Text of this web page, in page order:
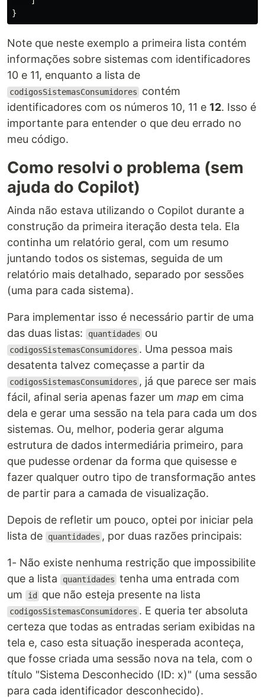
}
Note que neste exemplo a primeira lista contém
informações sobre sistemas com identificadores
10 e 11, enquanto a lista de
codigosSistemasConsumidores
contém
identificadores com os números 10, 11 e 12. Isso é
importante para entender o que deu errado no
meu código.
Como resolvi o problema (sem
ajuda do Copilot)
Ainda não estava utilizando o Copilot durante a
construção da primeira iteração desta tela. Ela
continha um relatório geral, com um resumo
juntando todos os sistemas, seguida de um
relatório mais detalhado, separado por sessões
(uma para cada sistema).
Para implementar isso é necessário partir de uma
das duas listas:
quantidades ou
codigosSistemasConsumidores . Uma pessoa mais
desatenta talvez começasse a partir da
codigosSistemasConsumidores , já que parece ser mais
fácil, afinal seria apenas fazer um map em cima
dela e gerar uma sessão na tela para cada um dos
sistemas. Ou, melhor, poderia gerar alguma
estrutura de dados intermediária primeiro, para
que pudesse ordenar da forma que quisesse e
fazer qualquer outro tipo de transformação antes
de partir para a camada de visualização.
Depois de refletir um pouco, optei por iniciar pela
lista de
quantidades , por duas razões principais:
1- Não existe nenhuma restrição que impossibilite
que a lista
quantidades tenha uma entrada com
um
id que não esteja presente na lista
codigosSistemasConsumidores . E queria ter absoluta
certeza que todas as entradas seriam exibidas na
tela e, caso esta situação inesperada aconteça,
que fosse criada uma sessão nova na tela, com o
título "Sistema Desconhecido (ID: x)" (uma sessão
para cada identificador desconhecido).